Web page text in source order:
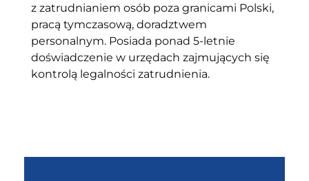
z zatrudnianiem osób poza granicami Polski,
pracą tymczasową, doradztwem
personalnym. Posiada ponad 5-letnie
doświadczenie w urzędach zajmujących się
kontrolą legalności zatrudnienia.